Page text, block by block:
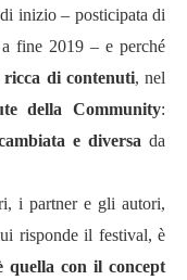
inizio – posticipata di
fine 2019 – e perché
ricca di contenuti, nel
della Community:
e diversa da
i partner e gli autori,
risponde il festival, è
quella con il concept